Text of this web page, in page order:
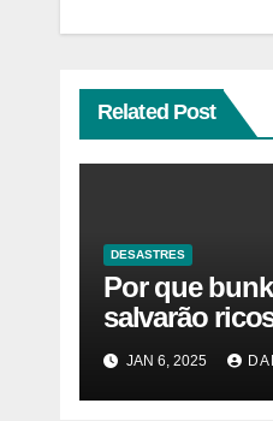
Related Post
DESASTRES
Por que
salvarão
desastre
JAN 6, 2025